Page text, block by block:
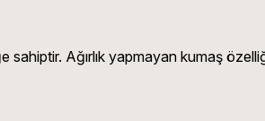
sahiptir. Ağırlık yapmayan kumaş